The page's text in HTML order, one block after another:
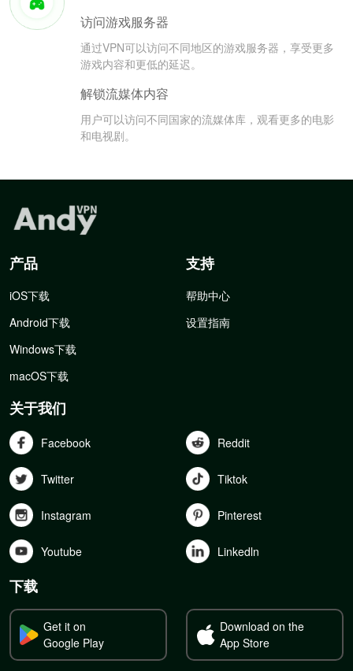
访问游戏服务器
通过VPN可以访问不同地区的游戏服务器，享受更多
游戏内容和更低的延迟。
解锁流媒体内容
用户可以访问不同国家的流媒体库，观看更多的电影
和电视剧。
产品
iOS下载
Android下载
Windows下载
macOS下载
支持
帮助中心
设置指南
关于我们
Facebook Reddit
Twitter Tiktok
Instagram Pinterest
Youtube Linkedln
下载
Get it on
Google Play
Download on the
App Store